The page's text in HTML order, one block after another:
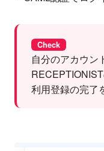
Check
自分のアカウン
利用登録の完了